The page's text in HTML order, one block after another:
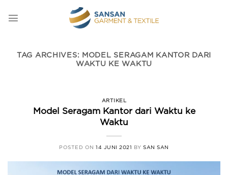
content
TAG ARCHIVES: MODEL SERAGAM KANTOR DARI
WAKTU KE WAKTU
ARTIKEL
Model Seragam Kantor dari Waktu ke
Waktu
POSTED ON14 JUNI 2021 BYSAN SAN